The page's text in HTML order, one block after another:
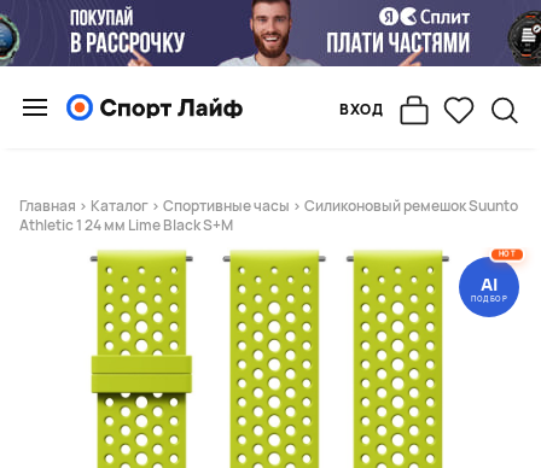
ВХОД
Главная > Каталог > Спортивные часы > Силиконовый ремешок Suunto
Athletic 1 24 мм Lime Black S+M
HOT
AI
ПОДБОР